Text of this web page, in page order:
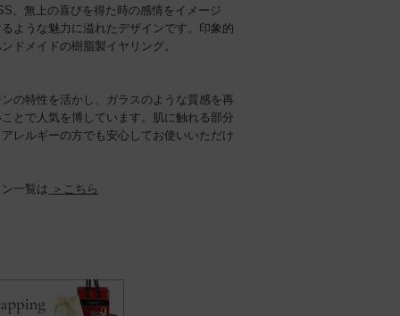
。無上の喜びを得た時の感情をイメージ
ような魅力に溢れたデザインです。印象的
ドメイドの樹脂製イヤリング。
の特性を活かし、ガラスのような質感を再
とで人気を博しています。肌に触れる部分
レルギーの方でも安心してお使いいただけ
一覧は ＞こちら